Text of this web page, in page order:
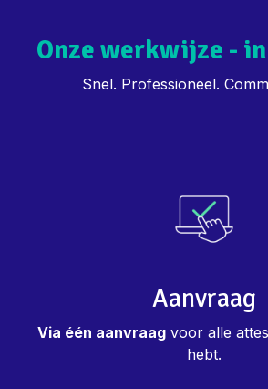
Onze werkwijze -
Snel. Professioneel.
Aanvraag
Via één aanvraagvoor alle
hebt.